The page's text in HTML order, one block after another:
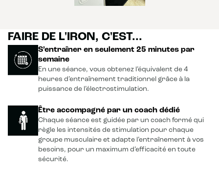
FAIRE DE L'IRON, C'EST...
S’entraîner en seulement 25 minutes par
semaine
En une séance, vous obtenez l’équivalent de 4
heures d’entraînement traditionnel grâce à la
puissance de l’électrostimulation.
Être accompagné par un coach dédié
Chaque séance est guidée par un coach formé qui
règle les intensités de stimulation pour chaque
groupe musculaire et adapte l’entraînement à vos
besoins, pour un maximum d’efficacité en toute
sécurité.